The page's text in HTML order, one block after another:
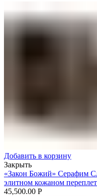
Добавить в корзину
Закрыть
«Закон Божий» Серафим
элитном кожаном
45,500.00 Р